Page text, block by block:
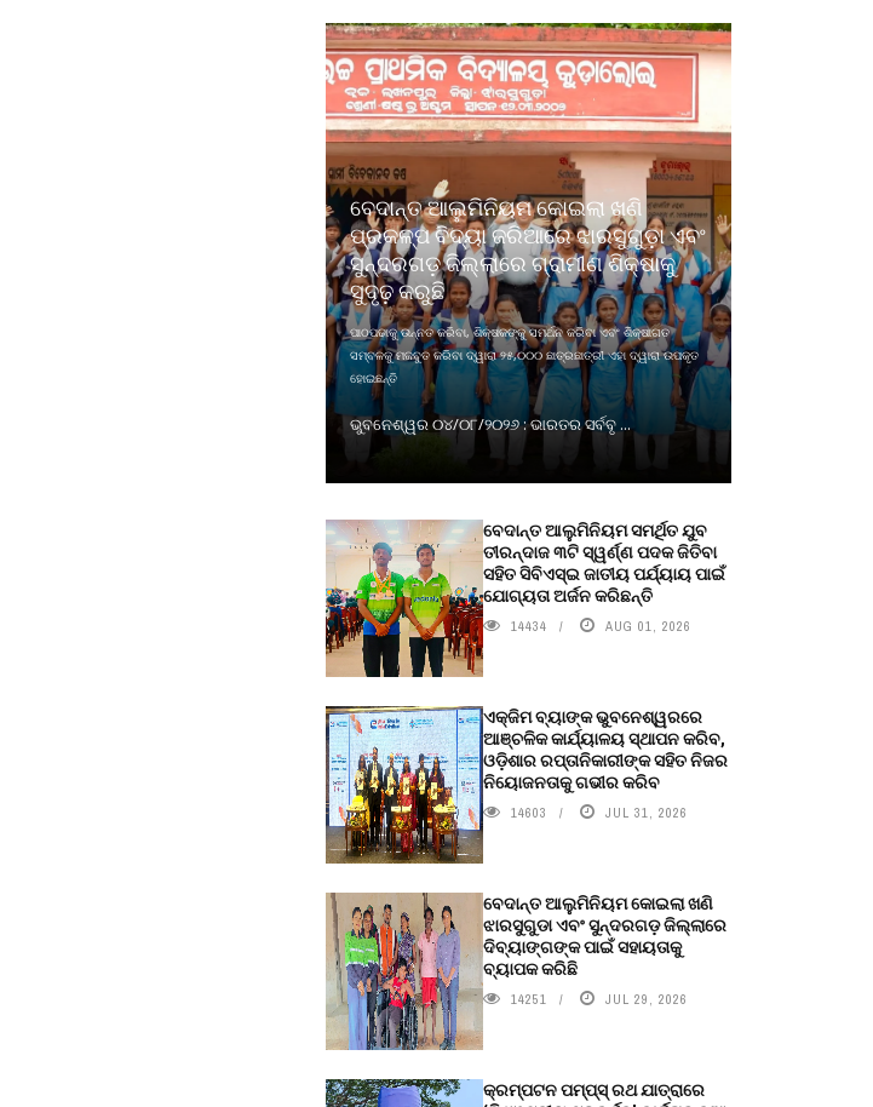
ବେଦାନ୍ତ ଆଲୁମିନିୟମ କୋଇଲା ଖଣି
ପ୍ରକଳ୍ପ ବିଦ୍ୟା ଜରିଆରେ ଝାରସୁଗୁଡ଼ା ଏବଂ
ସୁନ୍ଦରଗଡ଼ ଜିଲ୍ଲାରେ ଗ୍ରାମୀଣ ଶିକ୍ଷାକୁ
ସୁଦୃଢ଼ କରୁଛି
ପାଠପଢାକୁ ଉନ୍ନତ କରିବା, ଶିକ୍ଷକଙ୍କୁ ସମର୍ଥନ କରିବା ଏବଂ ଶିକ୍ଷାଗତ
ସମ୍ବଳକୁ ମଜବୁତ କରିବା ଦ୍ୱାରା ୨୫,୦୦୦ ଛାତ୍ରଛାତ୍ରୀ ଏହା ଦ୍ୱାରା ଉପକୃତ
ହୋଇଛନ୍ତି
ଭୁବନେଶ୍ୱର ୦୪/୦୮/୨୦୨୬ : ଭାରତର ସର୍ବବୃ ...
ବେଦାନ୍ତ ଆଲୁମିନିୟମ ସମର୍ଥିତ ଯୁବ
ତୀରନ୍ଦାଜ ୩ଟି ସ୍ୱର୍ଣ୍ଣ ପଦକ ଜିତିବା
ସହିତ ସିବିଏସ୍ଇ ଜାତୀୟ ପର୍ଯ୍ୟାୟ ପାଇଁ
ଯୋଗ୍ୟତା ଅର୍ଜନ କରିଛନ୍ତି
14434 AUG 01, 2026
ଏକ୍ଜିମ ବ୍ୟାଙ୍କ ଭୁବନେଶ୍ୱରରେ
ଆଞ୍ଚଳିକ କାର୍ଯ୍ୟାଳୟ ସ୍ଥାପନ କରିବ,
ଓଡ଼ିଶାର ରପ୍ତାନିକାରୀଙ୍କ ସହିତ ନିଜର
ନିୟୋଜନତାକୁ ଗଭୀର କରିବ
14603 JUL 31, 2026
ବେଦାନ୍ତ ଆଲୁମିନିୟମ କୋଇଲା ଖଣି
ଝାରସୁଗୁଡା ଏବଂ ସୁନ୍ଦରଗଡ଼ ଜିଲ୍ଲାରେ
ଦିବ୍ୟାଙ୍ଗଙ୍କ ପାଇଁ ସହାୟତାକୁ
ବ୍ୟାପକ କରିଛି
14251 JUL 29, 2026
କ୍ରମ୍ପଟନ ପମ୍ପ୍‌ସ୍‌ ରଥ ଯାତ୍ରାରେ